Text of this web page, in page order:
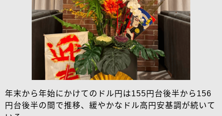
年末から年始にかけてのドル円は155円台後半から156
円台後半の間で推移、緩やかなドル高円安基調が続いて